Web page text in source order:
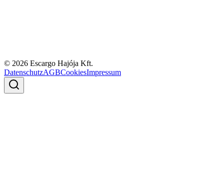
© 2026 Escargo Hajója Kft.
DatenschutzAGBCookiesImpressum